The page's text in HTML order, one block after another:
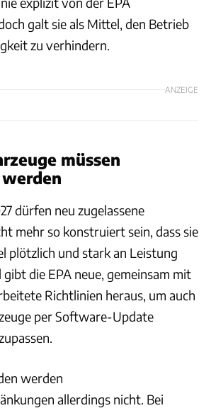
galt sie als Mittel, den Betrieb
zu verhindern.
ANZEIGE
müssen
dürfen neu zugelassene
mehr so konstruiert sein, dass sie
plötzlich und stark an Leistung
die EPA neue, gemeinsam mit
Richtlinien heraus, um auch
per Software-Update
werden
allerdings nicht. Bei